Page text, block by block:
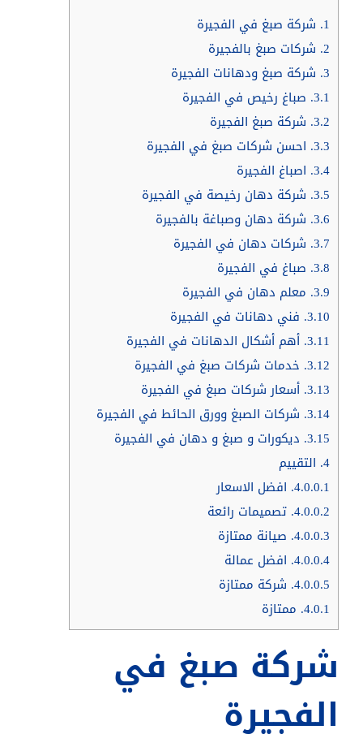
1. شركة صبغ في الفجيرة
2.
3.
3.1. صباغ رخيص في الفجيرة
3.2. شركة صبغ الفجيرة
3.3. احسن شركات صبغ في الفجيرة
3.4. اصباغ الفجيرة
3.5. شركة دهان رخيصة في الفجيرة
3.6. شركة دهان وصباغة بالفجيرة
3.7. شركات دهان في الفجيرة
3.8. صباغ في الفجيرة
3.9. معلم دهان في الفجيرة
3.10. فني دهانات في الفجيرة
3.11. أهم أشكال الدهانات في الفجيرة
3.12. خدمات شركات صبغ في الفجيرة
3.13. أسعار شركات صبغ في الفجيرة
3.14. شركات الصبغ وورق الحائط في الفجيرة
3.15. ديكورات و صبغ و دهان في الفجيرة
4. التقييم
4.0.0.1. افضل الاسعار
4.0.0.2. تصميمات رائعة
4.0.0.3. صيانة ممتازة
4.0.0.4. افضل عمالة
4.0.0.5. شركة ممتازة
4.0.1. ممتازة
شركة صبغ في
الفجيرة